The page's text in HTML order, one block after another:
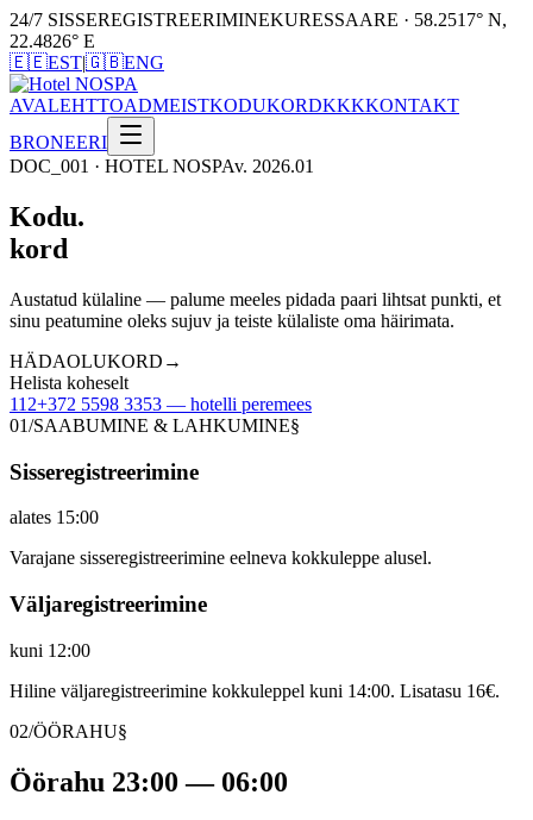
24/7 SISSEREGISTREERIMINEKURESSAARE · 58.2517° N,
22.4826° E
🇪🇪EST|🇬🇧ENG
AVALEHTTOADMEISTKODUKORDKKKKONTAKT
BRONEERI
DOC_001 · HOTEL NOSPAv. 2026.01
Kodu.
kord
Austatud külaline — palume meeles pidada paari lihtsat punkti, et
sinu peatumine oleks sujuv ja teiste külaliste oma häirimata.
HÄDAOLUKORD →
Helista koheselt
112+372 5598 3353 — hotelli peremees
01/SAABUMINE & LAHKUMINE§
Sisseregistreerimine
alates 15:00
Varajane sisseregistreerimine eelneva kokkuleppe alusel.
Väljaregistreerimine
kuni 12:00
Hiline väljaregistreerimine kokkuleppel kuni 14:00. Lisatasu 16€.
02/ÖÖRAHU§
Öörahu 23:00 — 06:00